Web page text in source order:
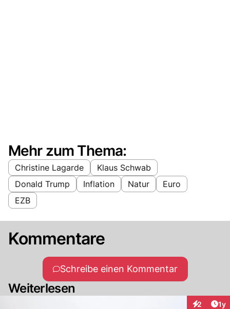
Mehr zum Thema:
Christine Lagarde
Klaus Schwab
Donald Trump
Inflation Natur
Euro
EZB
Kommentare
Schreibe einen Kommentar
Weiterlesen
2 1y